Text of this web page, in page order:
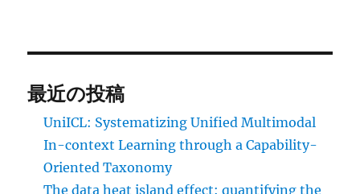
最近の投稿
UniICL: Systematizing Unified Multimodal
In-context Learning through a Capability-
Oriented Taxonomy
The data heat island effect: quantifying the